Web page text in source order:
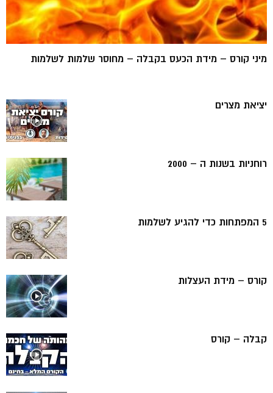
מיני קורס – מידת הכעס בקבלה – מחוסר שלמות לשלמות
יציאת מצרים
רוחניות בשנות ה – 2000
5 המפתחות כדי להגיע לשלמות
קורס – מידת העצלות
קבלה – קורס